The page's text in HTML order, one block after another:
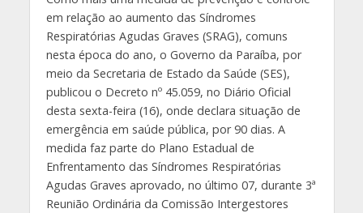
em relação ao aumento das Síndromes
Respiratórias Agudas Graves (SRAG), comuns
nesta época do ano, o Governo da Paraíba, por
meio da Secretaria de Estado da Saúde (SES),
publicou o Decreto nº 45.059, no Diário Oficial
desta sexta-feira (16), onde declara situação de
emergência em saúde pública, por 90 dias. A
medida faz parte do Plano Estadual de
Enfrentamento das Síndromes Respiratórias
Agudas Graves aprovado, no último 07, durante 3ª
Reunião Ordinária da Comissão Intergestores